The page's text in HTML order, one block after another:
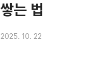
쌓는 법
2025. 10. 22